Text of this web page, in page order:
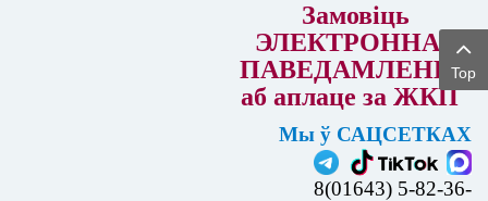
Замовіць
ЭЛЕКТРОННАЕ
ПАВЕДАМЛЕННЕ
аб аплаце за ЖКП
Мы ў САЦСЕТКАХ
8(01643) 5-82-36-
Top